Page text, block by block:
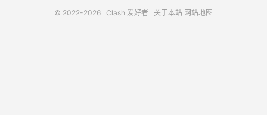
© 2022-2026 Clash 爱好者 关于本站 网站地图